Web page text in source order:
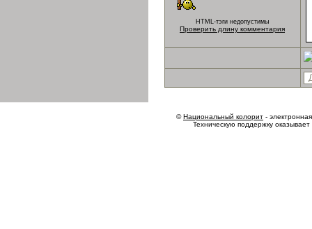
HTML-тэги недопустимы
Проверить длину комментария
©Национальный колорит -
Техническую поддержку